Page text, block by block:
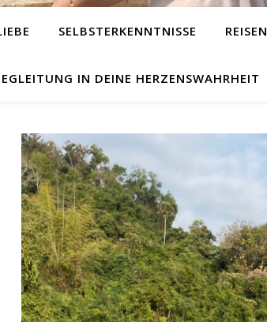
SELBSTERKENNTNISSE REISEN
IN DEINE HERZENSWAHRHEIT